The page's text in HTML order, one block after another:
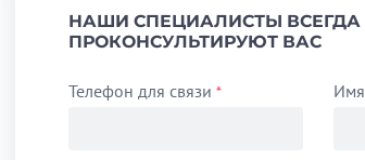
НАШИ СПЕЦИАЛИСТЫ ВСЕГДА
ПРОКОНСУЛЬТИРУЮТ ВАС
Телефон для связи * Имя